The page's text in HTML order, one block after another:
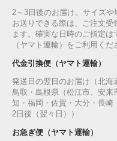
2～3日後のお届け。サイズ
お送りできる際は、ご注文受
ます。確実な日時のご指定
（ヤマト運輸）をご利用くだ
代金引換便（ヤマト運輸）
発送日の翌日のお届け（北海
鳥取・島根県（松江市、安来
知・福岡・佐賀・大分・長
2日後（翌々日））
お急ぎ便（ヤマト運輸）